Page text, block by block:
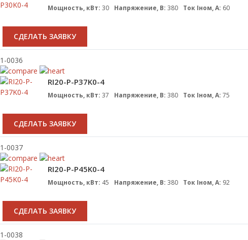
Мощность, кВт: 30 Напряжение, В: 380 Ток Iном, А: 60
CДЕЛАТЬ ЗАЯВКУ
1-0036
RI20-P-P37K0-4
Мощность, кВт: 37 Напряжение, В: 380 Ток Iном, А: 75
CДЕЛАТЬ ЗАЯВКУ
1-0037
RI20-P-P45K0-4
Мощность, кВт: 45 Напряжение, В: 380 Ток Iном, А: 92
CДЕЛАТЬ ЗАЯВКУ
1-0038